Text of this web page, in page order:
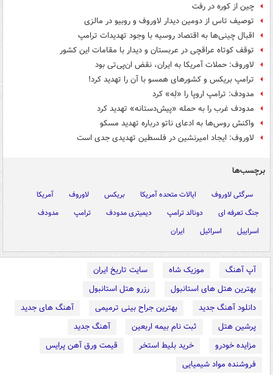
چین از کوره در رفت
توصیف تاس از دومین دیدار لاوروف و روبیو در مالزی
اقبال چینی‌ها به اقتصاد روسیه با وجود تهدیدات ترامپ
توقف کوتاه عراقچی در عربستان و دیدار با مقامات این کشور
لاوروف: حملات آمریکا به ایران، نقض ان‌پی‌تی بود
ترامپ بریکس و کشورهای همسو با آن را تهدید کرد!
مدودف: ترامپ اروپا را «لِه» کرد
مدودف غرب را به حمله «پیش‌دستانه» تهدید کرد
واکنش روس‌ها به ادعای ناتو درباره تهدید مسکو
لاوروف: ایجاد امیرنشین در فلسطین تهدیدی جدی است
برچسب‌ها
سرگئی لاوروف ایالات متحده آمریکا بریکس لاوروف
آمریکا
جنگ تعرفه ای
دونالد ترامپ دیمیتری مدودف ترامپ
مدودف
اسراییل
اسرائیل ایران
آپ آهنگ موزیک شاه
سایت تاریخ ایران
بهترین هتل های استانبول
رزرو هتل استانبول
دانلود آهنگ جدید
بهترین جراح بینی ترمیمی
آهنگ های جدید
پرشین هتل
ثبت نام بیمه اربعین
آهنگ جدید
مزایده خودرو
خرید بلیط استخر
قیمت ورق آهن پرایس
فروشنده مواد شیمیایی